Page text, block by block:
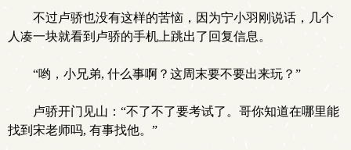
不过卢骄也没有这样的苦恼，因为宁小羽刚说话，几个
人凑一块就看到卢骄的手机上跳出了回复信息。
“哟，小兄弟, 什么事啊？这周末要不要出来玩？”
卢骄开门见山：“不了不了要考试了。哥你知道在哪里能
找到宋老师吗, 有事找他。”